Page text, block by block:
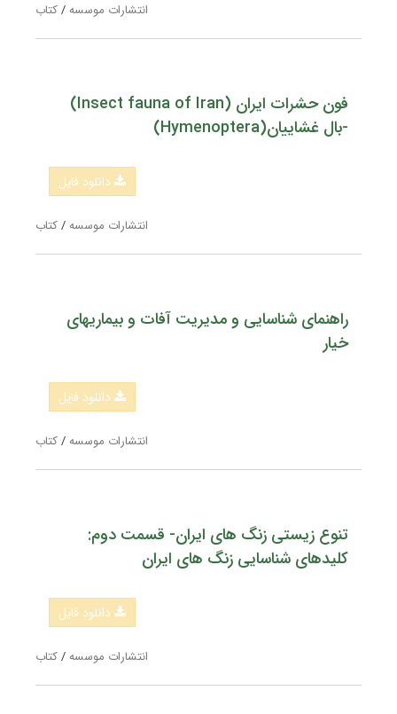
انتشارات موسسه/کتاب
فون حشرات ایران (Insect fauna of Iran)
-بال غشاییان(Hymenoptera)
دانلود فایل
انتشارات موسسه/کتاب
راهنمای شناسایی و مدیریت آفات و بیماریهای
خیار
دانلود فایل
انتشارات موسسه/کتاب
تنوع زیستی زنگ های ایران- قسمت دوم:
کلیدهای شناسایی زنگ های ایران
دانلود فایل
انتشارات موسسه/کتاب